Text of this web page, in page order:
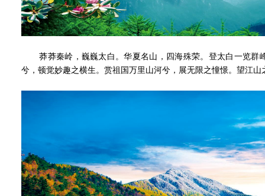
莽莽秦岭，巍巍太白。华夏名山，四海殊荣。登太白一览群
兮，顿觉妙趣之横生。赏祖国万里山河兮，展无限之憧憬。望江